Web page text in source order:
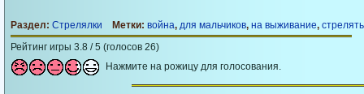
Раздел: Стрелялки Метки: война, для мальчиков, на выживание, стрелять
Рейтинг игры 3.8 / 5 (голосов 26)
Нажмите на рожицу для голосования.